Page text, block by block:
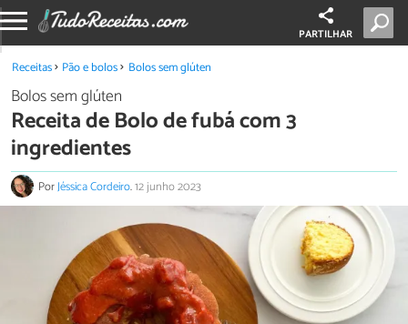
PARTILHAR
Receitas Pão e bolos Bolos sem glúten
Bolos sem glúten
Receita de Bolo de fubá com 3
ingredientes
PorJéssica Cordeiro.12 junho 2023